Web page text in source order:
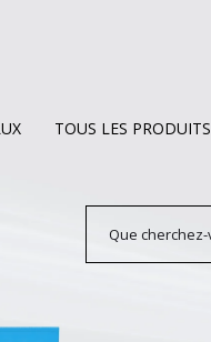
TOUS LES PRODUITS